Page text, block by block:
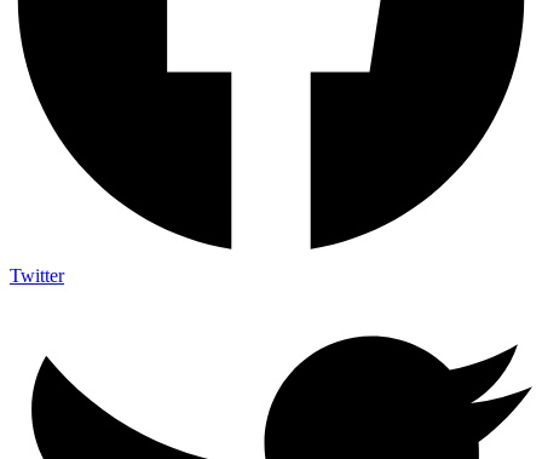
Twitter